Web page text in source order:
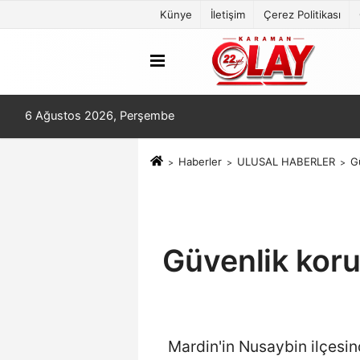
Künye İletişim Çerez Politikası
6 Ağustos 2026, Perşembe
Haberler ULUSAL HABERLER
Güvenlik
Mardin'in Nusaybin